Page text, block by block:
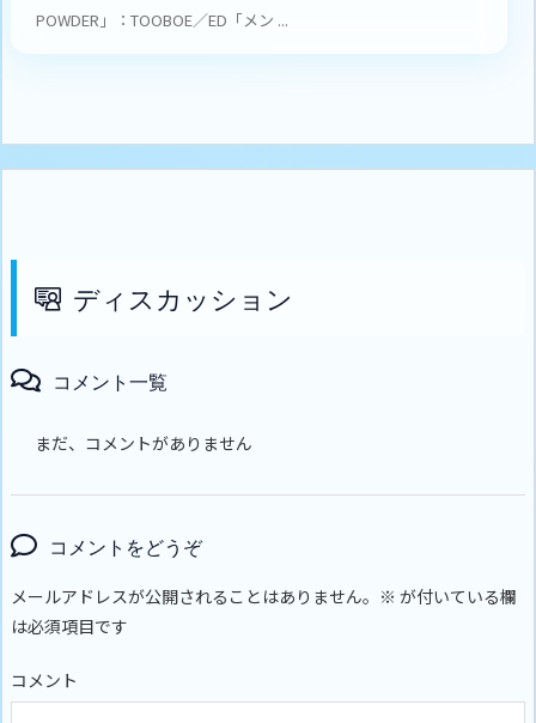
POWDER」：TOOBOE／ED「メン ...
ディスカッション
コメント一覧
まだ、コメントがありません
コメントをどうぞ
メールアドレスが公開されることはありません。 ※ が付いている欄
は必須項目です
コメント